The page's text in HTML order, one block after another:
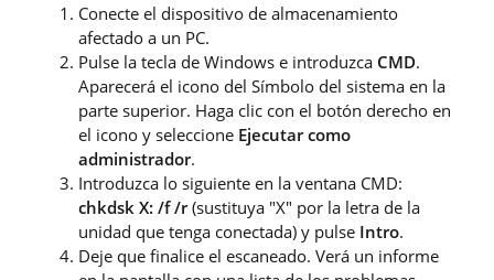
Conecte el dispositivo de almacenamiento
afectado a un PC.
Pulse la tecla de Windows e introduzca CMD.
Aparecerá el icono del Símbolo del sistema en la
parte superior. Haga clic con el botón derecho en
el icono y seleccione Ejecutar como
administrador.
Introduzca lo siguiente en la ventana CMD:
chkdsk X: /f /r(sustituya "X" por la letra de la
unidad que tenga conectada) y pulse Intro.
Deje que finalice el escaneado. Verá un informe